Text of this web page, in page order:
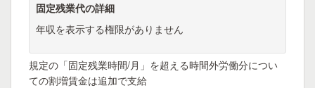
固定残業代の詳細
年収を表示する権限がありません
規定の「固定残業時間/月」を超える時間外労働分につい
ての割増賃金は追加で支給